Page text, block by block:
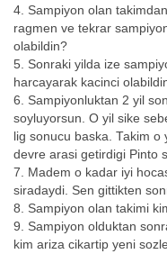
4. Sampiyon olan
ragmen ve tekrar
olabildin?
5. Sonraki yilda ize
harcayarak kacinci
6. Sampiyonluktan 2 yil
soyluyorsun. O yil sike
lig sonucu baska. Takim o
devre arasi getirdigi Pinto
7. Madem o kadar iyi
siradaydi. Sen gittikten
8. Sampiyon olan takimi
9. Sampiyon olduktan
kim ariza cikartip yeni